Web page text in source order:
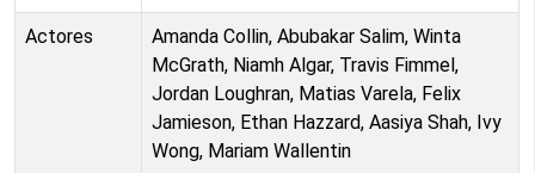
Actores
Amanda Collin, Abubakar Salim, Winta
McGrath, Niamh Algar, Travis Fimmel,
Jordan Loughran, Matias Varela, Felix
Jamieson, Ethan Hazzard, Aasiya Shah, Ivy
Wong, Mariam Wallentin